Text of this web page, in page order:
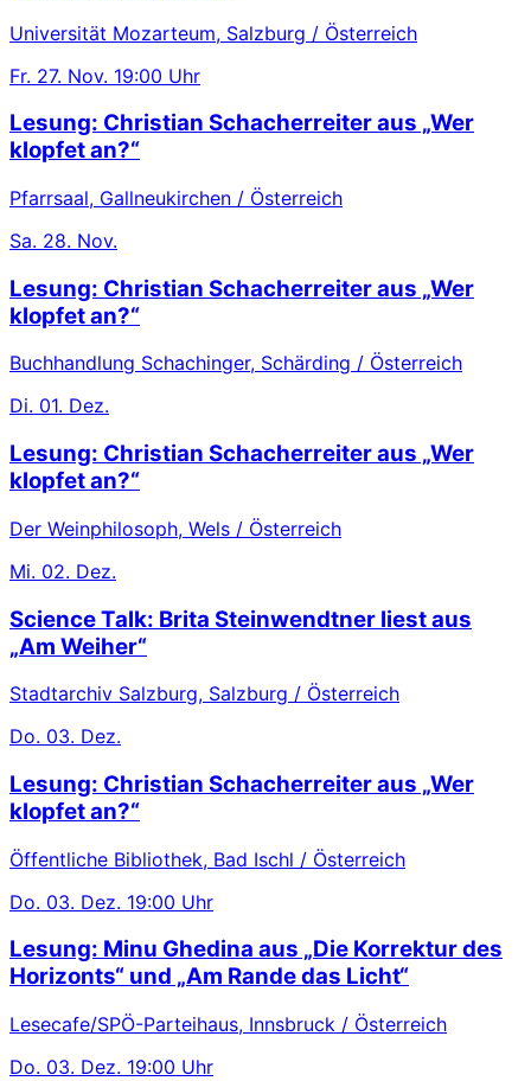
Universität Mozarteum, Salzburg / Österreich
Fr. 27. Nov. 19:00 Uhr
Lesung: Christian Schacherreiter aus „Wer
klopfet an?“
Pfarrsaal, Gallneukirchen / Österreich
Sa. 28. Nov.
Lesung: Christian Schacherreiter aus „Wer
klopfet an?“
Buchhandlung Schachinger, Schärding / Österreich
Di. 01. Dez.
Lesung: Christian Schacherreiter aus „Wer
klopfet an?“
Der Weinphilosoph, Wels / Österreich
Mi. 02. Dez.
Science Talk: Brita Steinwendtner liest aus
„Am Weiher“
Stadtarchiv Salzburg, Salzburg / Österreich
Do. 03. Dez.
Lesung: Christian Schacherreiter aus „Wer
klopfet an?“
Öffentliche Bibliothek, Bad Ischl / Österreich
Do. 03. Dez. 19:00 Uhr
Lesung: Minu Ghedina aus „Die Korrektur des
Horizonts“ und „Am Rande das Licht“
Lesecafe/SPÖ-Parteihaus, Innsbruck / Österreich
Do. 03. Dez. 19:00 Uhr